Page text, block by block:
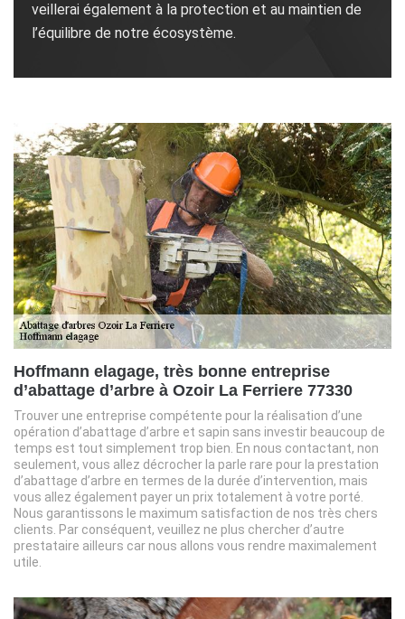
veillerai également à la protection et au maintien de
l’équilibre de notre écosystème.
Hoffmann elagage, très bonne entreprise
d’abattage d’arbre à Ozoir La Ferriere 77330
Trouver une entreprise compétente pour la réalisation d’une
opération d’abattage d’arbre et sapin sans investir beaucoup de
temps est tout simplement trop bien. En nous contactant, non
seulement, vous allez décrocher la parle rare pour la prestation
d’abattage d’arbre en termes de la durée d’intervention, mais
vous allez également payer un prix totalement à votre porté.
Nous garantissons le maximum satisfaction de nos très chers
clients. Par conséquent, veuillez ne plus chercher d’autre
prestataire ailleurs car nous allons vous rendre maximalement
utile.